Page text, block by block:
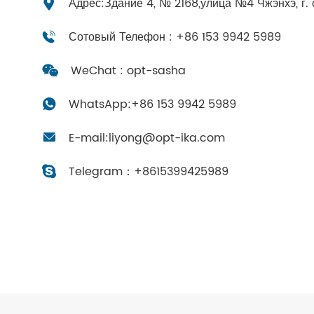
Сотовый Телефон : +86 153 9942 5989
WeChat : opt-sasha
WhatsApp:+86 153 9942 5989
E-mail:liyong@opt-ika.com
Telegram： +8615399425989